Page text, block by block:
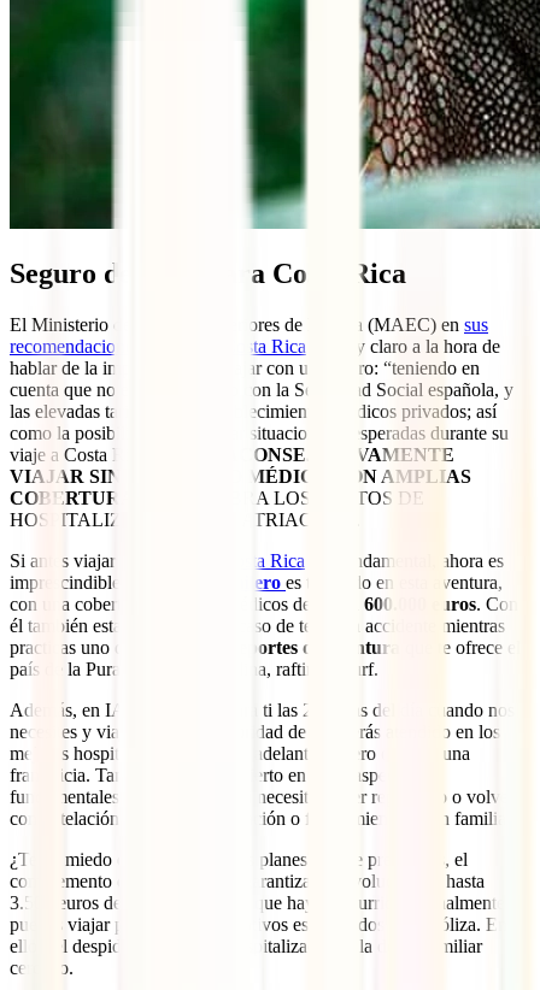
Seguro de viaje para Costa Rica
El Ministerio de Asuntos Exteriores de España (MAEC) en sus
recomendaciones de viaje a Costa Rica es muy claro a la hora de
hablar de la importancia de viajar con un seguro: “teniendo en
cuenta que no existe convenio con la Seguridad Social española, y
las elevadas tarifas de los establecimientos médicos privados; así
como la posibilidad de afrontar situaciones inesperadas durante su
viaje a Costa Rica,
SE DESACONSEJA VIVAMENTE
VIAJAR SIN UN SEGURO MÉDICO CON AMPLIAS
COBERTURAS
, QUE CUBRA LOS GASTOS DE
HOSPITALIZACIÓN Y REPATRIACIÓN”.
Si antes viajar con
seguro a Costa Rica era fundamental, ahora es
imprescindible. El
IATI Mochilero es tu aliado en esta aventura,
con una cobertura de gastos médicos de
hasta 600.000 euros. Con
él también estarás cubierto en caso de tener un accidente mientras
practicas uno de los muchos
deportes de aventura
que te ofrece el
país de la Pura Vida como tirolina, rafting o surf.
Además, en IATI estaremos para ti las 24 horas del día cuando nos
necesites y viajarás con la seguridad de que serás atendido en los
mejores hospitales sin tener que adelantar dinero o pagar una
franquicia. También estarás cubierto en otros aspectos
fundamentales del viaje como si necesitases ser repatriado o volver
con antelación por la hospitalización o fallecimiento de un familiar.
¿Te da miedo que algo chafe tus planes? No te preocupes, el
complemento de
te garantiza la devolución de hasta
3.500 euros de los gastos en los que hayas incurrido si finalmente no
puedes viajar por uno de los motivos establecidos en la póliza. Entre
ellos, el despido laboral o tu hospitalización o la de un familiar
cercano.